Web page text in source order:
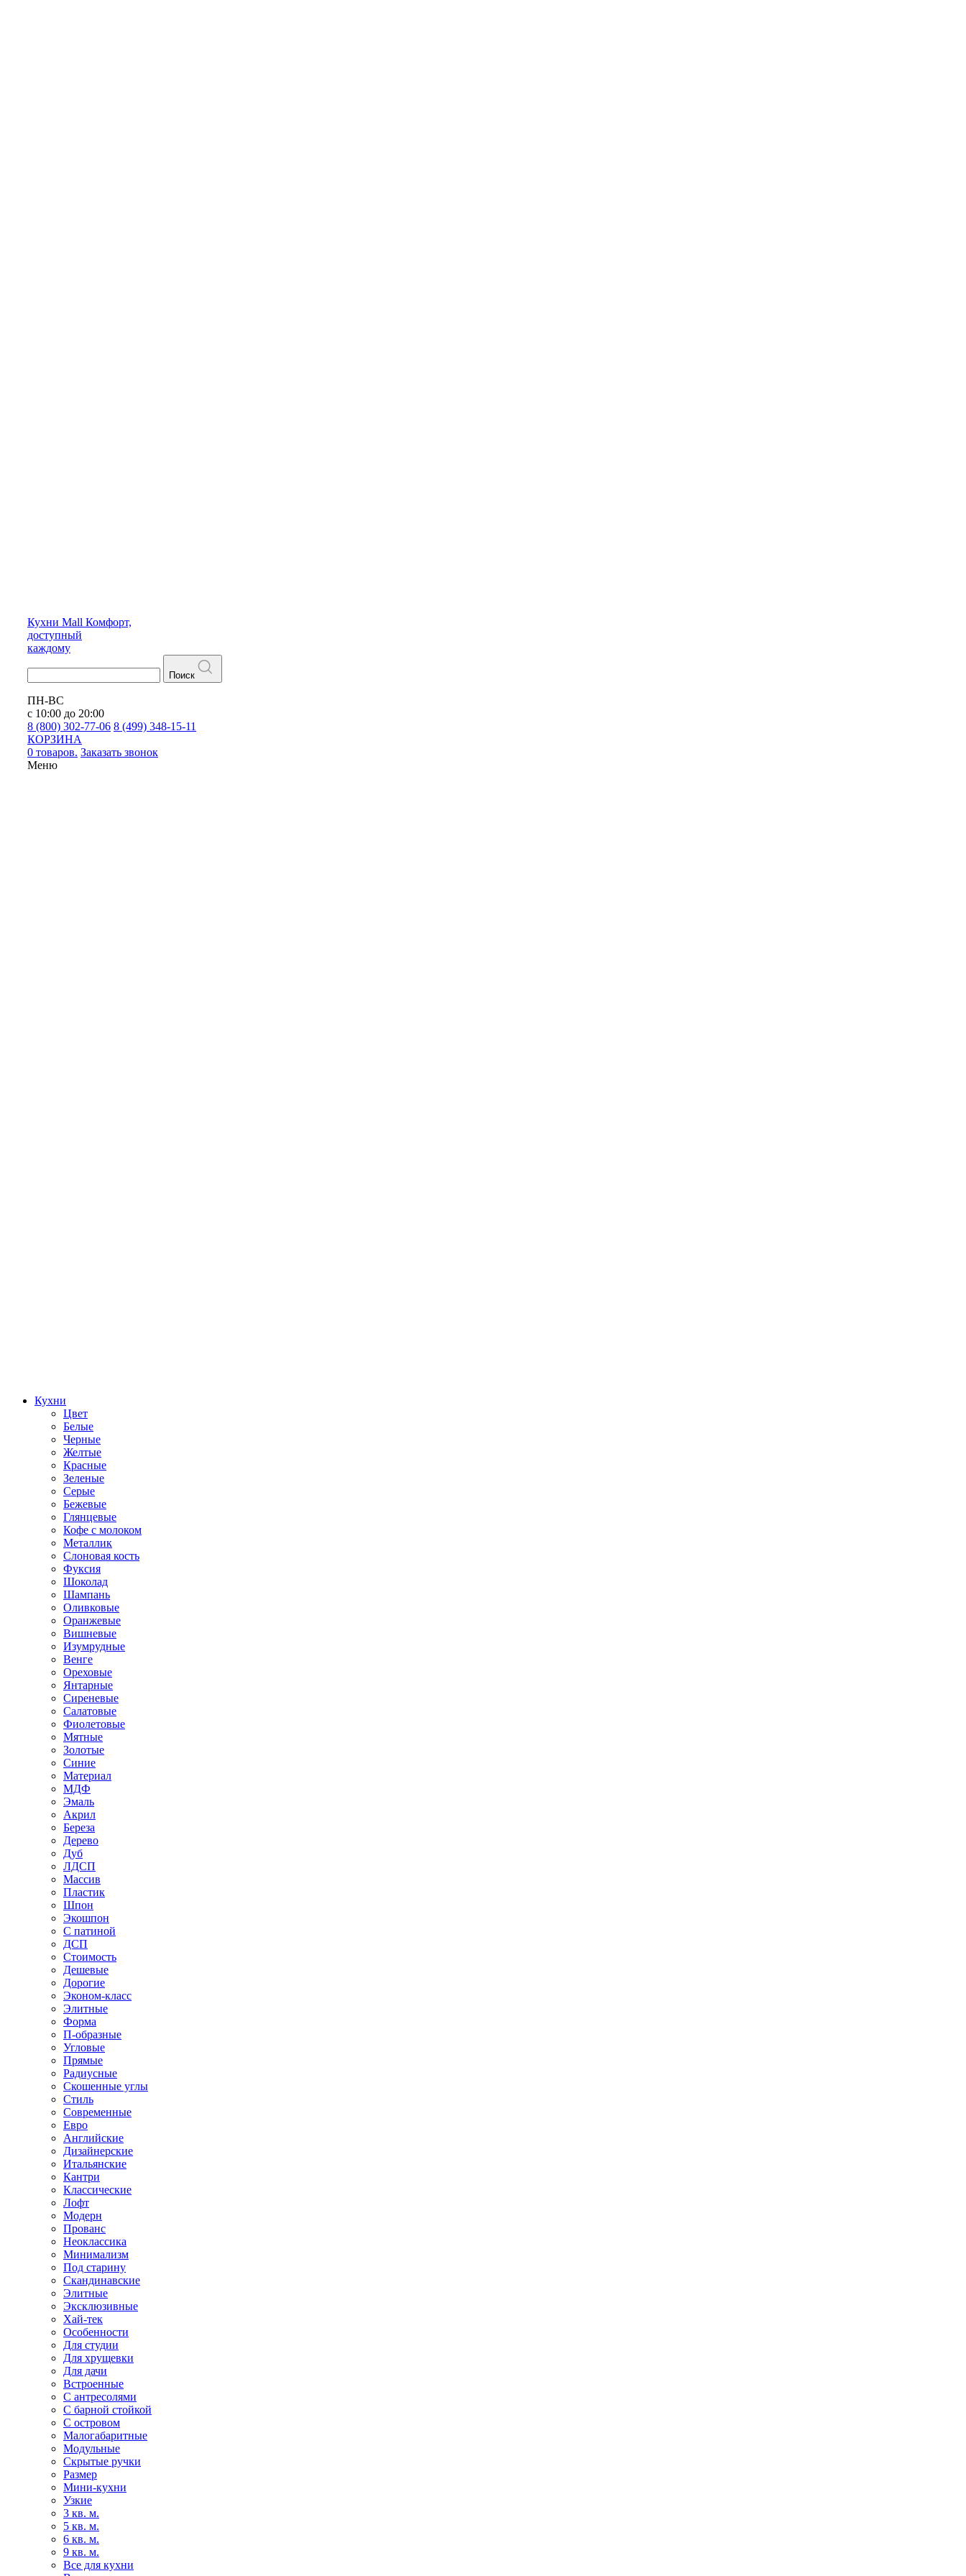
Кухни Mall Комфорт,
доступный
каждому
Поиск
ПН-ВС
с 10:00 до 20:00
8 (800) 302-77-06 8 (499) 348-15-11
КОРЗИНА
0 товаров. Заказать звонок
Меню
Кухни
Цвет
Белые
Черные
Желтые
Красные
Зеленые
Серые
Бежевые
Глянцевые
Кофе с молоком
Металлик
Слоновая кость
Фуксия
Шоколад
Шампань
Оливковые
Оранжевые
Вишневые
Изумрудные
Венге
Ореховые
Янтарные
Сиреневые
Салатовые
Фиолетовые
Мятные
Золотые
Синие
Материал
МДФ
Эмаль
Акрил
Береза
Дерево
Дуб
ЛДСП
Массив
Пластик
Шпон
Экошпон
С патиной
ДСП
Стоимость
Дешевые
Дорогие
Эконом-класс
Элитные
Форма
П-образные
Угловые
Прямые
Радиусные
Скошенные углы
Стиль
Современные
Евро
Английские
Дизайнерские
Итальянские
Кантри
Классические
Лофт
Модерн
Прованс
Неоклассика
Минимализм
Под старину
Скандинавские
Элитные
Эксклюзивные
Хай-тек
Особенности
Для студии
Для хрущевки
Для дачи
Встроенные
С антресолями
С барной стойкой
С островом
Малогабаритные
Модульные
Скрытые ручки
Размер
Мини-кухни
Узкие
3 кв. м.
5 кв. м.
6 кв. м.
9 кв. м.
Все для кухни